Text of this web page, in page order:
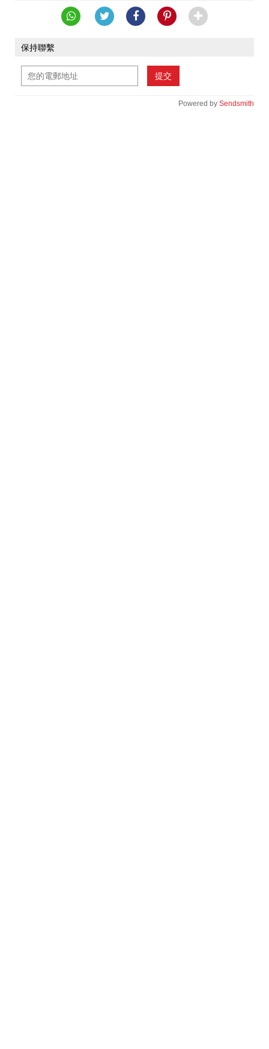
保持聯繫
提交
Powered by Sendsmith